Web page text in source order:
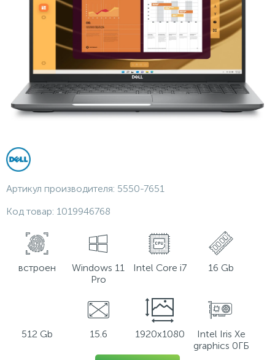
Артикул производителя: 5550-7651
Код товар: 1019946768
встроен
Windows 11
Pro
Intel Core i7 16 Gb
512 Gb 15.6 1920x1080
Intel Iris Xe
graphics 0ГБ